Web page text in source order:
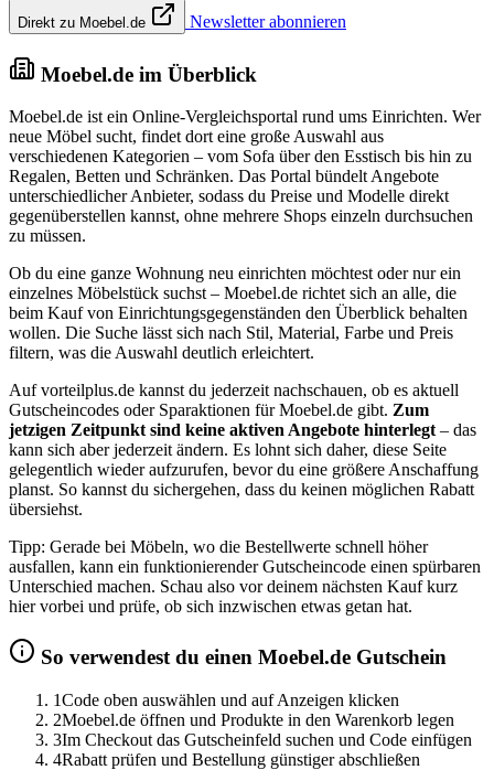
Direkt zu Moebel.de Newsletter abonnieren
Moebel.de im Überblick
Moebel.de ist ein Online-Vergleichsportal rund ums Einrichten. Wer
neue Möbel sucht, findet dort eine große Auswahl aus
verschiedenen Kategorien – vom Sofa über den Esstisch bis hin zu
Regalen, Betten und Schränken. Das Portal bündelt Angebote
unterschiedlicher Anbieter, sodass du Preise und Modelle direkt
gegenüberstellen kannst, ohne mehrere Shops einzeln durchsuchen
zu müssen.
Ob du eine ganze Wohnung neu einrichten möchtest oder nur ein
einzelnes Möbelstück suchst – Moebel.de richtet sich an alle, die
beim Kauf von Einrichtungsgegenständen den Überblick behalten
wollen. Die Suche lässt sich nach Stil, Material, Farbe und Preis
filtern, was die Auswahl deutlich erleichtert.
Auf vorteilplus.de kannst du jederzeit nachschauen, ob es aktuell
Gutscheincodes oder Sparaktionen für Moebel.de gibt. Zum
jetzigen Zeitpunkt sind keine aktiven Angebote hinterlegt – das
kann sich aber jederzeit ändern. Es lohnt sich daher, diese Seite
gelegentlich wieder aufzurufen, bevor du eine größere Anschaffung
planst. So kannst du sichergehen, dass du keinen möglichen Rabatt
übersiehst.
Tipp: Gerade bei Möbeln, wo die Bestellwerte schnell höher
ausfallen, kann ein funktionierender Gutscheincode einen spürbaren
Unterschied machen. Schau also vor deinem nächsten Kauf kurz
hier vorbei und prüfe, ob sich inzwischen etwas getan hat.
So verwendest du einen Moebel.de Gutschein
1Code oben auswählen und auf Anzeigen klicken
2Moebel.de öffnen und Produkte in den Warenkorb legen
3Im Checkout das Gutscheinfeld suchen und Code einfügen
4Rabatt prüfen und Bestellung günstiger abschließen